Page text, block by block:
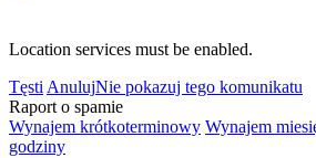
Location services must be enabled.
Tęsti AnulujNie pokazuj tego komunikatu
Raport o spamie
Wynajem krótkoterminowy Wynajem
godziny